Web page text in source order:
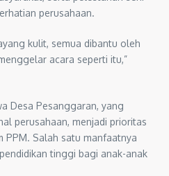
perusahaan.
kulit, semua dibantu oleh
acara seperti itu,”
Desa Pesanggaran, yang
perusahaan, menjadi prioritas
PPM. Salah satu manfaatnya
tinggi bagi anak-anak